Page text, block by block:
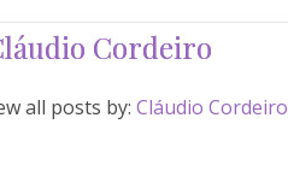
Cordeiro
all posts by: Cláudio Cordeiro